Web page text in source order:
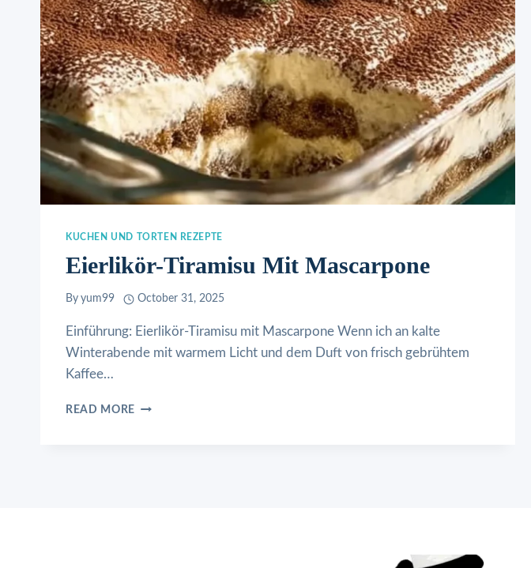
KUCHEN UND TORTEN REZEPTE
Eierlikör-Tiramisu Mit Mascarpone
By yum99 October 31, 2025
Einführung: Eierlikör-Tiramisu mit Mascarpone Wenn ich an kalte
Winterabende mit warmem Licht und dem Duft von frisch gebrühtem
Kaffee…
READ MORE EIERLIKÖR-